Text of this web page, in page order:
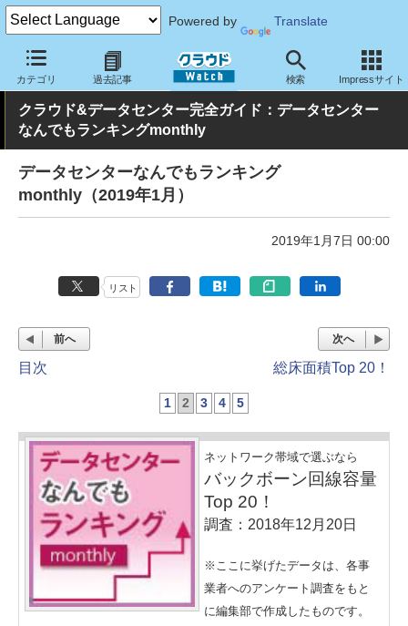
Powered by Translate
カテゴリ 過去記事 検索 Impressサイト
クラウド Watch ハード・インフラ データセンター
クラウド&データセンター完全ガイド：データセンター
なんでもランキングmonthly
データセンターなんでもランキング
monthly（2019年1月）
2019年1月7日 00:00
リスト
前へ
目次
次へ
総床面積Top 20！
1 2 3 4 5
ネットワーク帯域で選ぶなら
バックボーン回線容量
Top 20！
調査：2018年12月20日
※ここに挙げたデータは、各事
業者へのアンケート調査をもと
に編集部で作成したものです。